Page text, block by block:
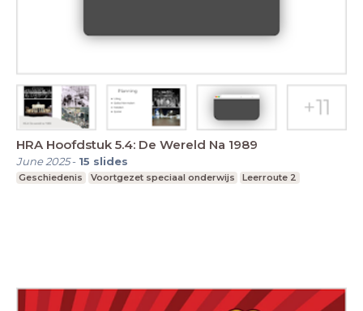
HRA Hoofdstuk 5.4: De Wereld Na 1989
June 2025- 15 slides
Geschiedenis Voortgezet speciaal onderwijs Leerroute 2